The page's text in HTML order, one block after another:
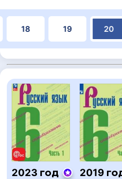
18 19 20
2023 год 2019